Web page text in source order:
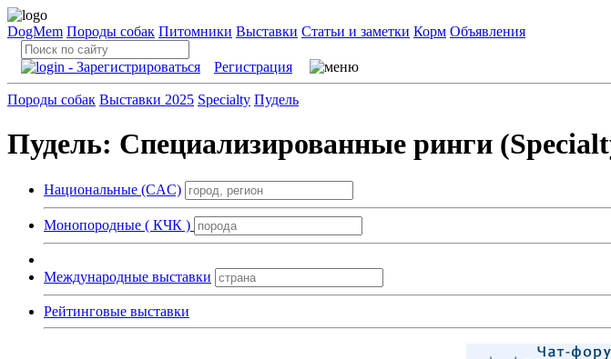
DogMem Породы собак Питомники Выставки Статьи и заметки Корм Объявления
Регистрация
Породы собак Выставки 2025 Specialty Пудель
Пудель: Специализированные ринги
Национальные (CAC)
Монопородные ( КЧК )
Международные выставки
Рейтинговые выставки